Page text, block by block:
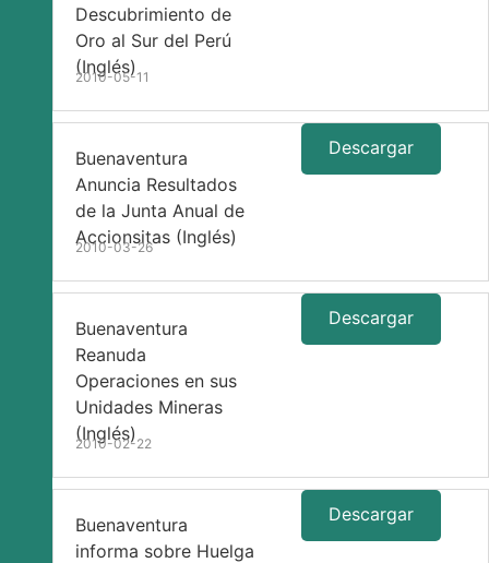
Descubrimiento de
Oro al Sur del Perú
(Inglés)
2010-05-11
Buenaventura
Anuncia Resultados
de la Junta Anual de
Accionsitas (Inglés)
2010-03-26
Descargar
Buenaventura
Reanuda
Operaciones en sus
Unidades Mineras
(Inglés)
2010-02-22
Descargar
Buenaventura
informa sobre Huelga
Descargar